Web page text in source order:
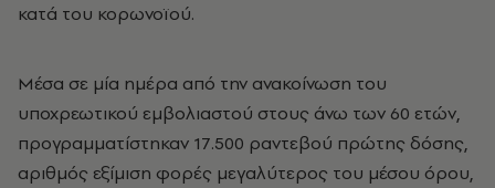
κατά του κορωνοϊού.
Μέσα σε μία ημέρα από την ανακοίνωση του
υποχρεωτικού εμβολιαστού στους άνω των 60 ετών,
προγραμματίστηκαν 17.500 ραντεβού πρώτης δόσης,
αριθμός εξίμιση φορές μεγαλύτερος του μέσου όρου,